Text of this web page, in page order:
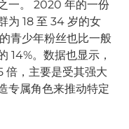
一。 2020 年的一份
为 18 至 34 岁的女
青少年粉丝也比一般
14%。数据也显示，
倍，主要是受其强大
专属角色来推动特定